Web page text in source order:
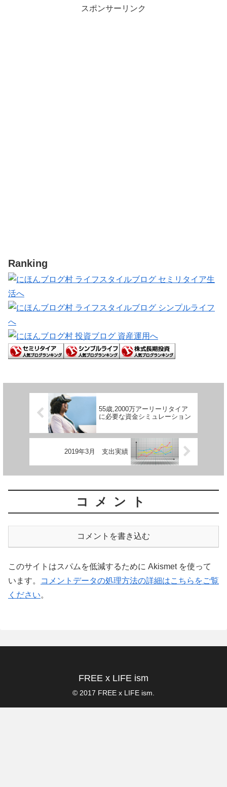
スポンサーリンク
Ranking
55歳,2000万アーリーリタイア
に必要な資金シミュレーション
2019年3月 支出実績
コメント
コメントを書き込む
このサイトはスパムを低減するために Akismet を使って
います。
コメントデータの処理方法の詳細はこちらをご覧
ください。
FREE x LIFE ism
© 2017 FREE x LIFE ism.